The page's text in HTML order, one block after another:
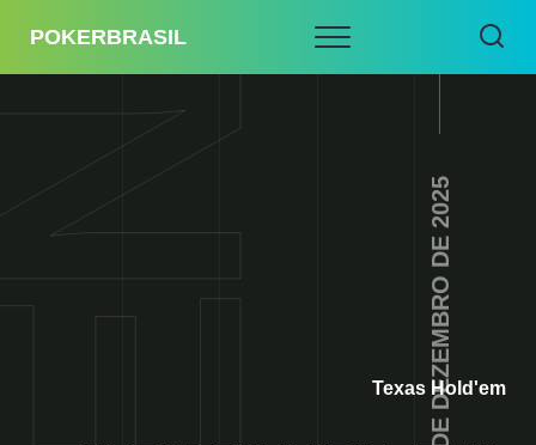
POKERBRASIL
1 DE DEZEMBRO DE 2025
Texas Hold'em